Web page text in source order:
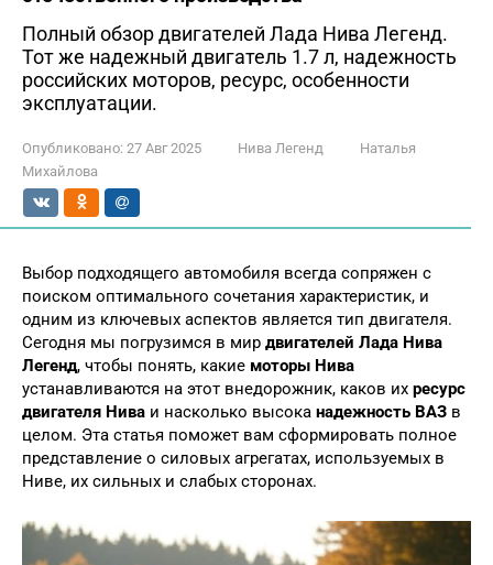
Полный обзор двигателей Лада Нива Легенд.
Тот же надежный двигатель 1.7 л, надежность
российских моторов, ресурс, особенности
эксплуатации.
Опубликовано: 27 Авг 2025 Нива Легенд
Наталья
Михайлова
Выбор подходящего автомобиля всегда сопряжен с
поиском оптимального сочетания характеристик, и
одним из ключевых аспектов является тип двигателя.
Сегодня мы погрузимся в мир двигателей Лада Нива
Легенд, чтобы понять, какие моторы Нива
устанавливаются на этот внедорожник, каков их ресурс
двигателя Нива и насколько высока надежность ВАЗ в
целом. Эта статья поможет вам сформировать полное
представление о силовых агрегатах, используемых в
Ниве, их сильных и слабых сторонах.